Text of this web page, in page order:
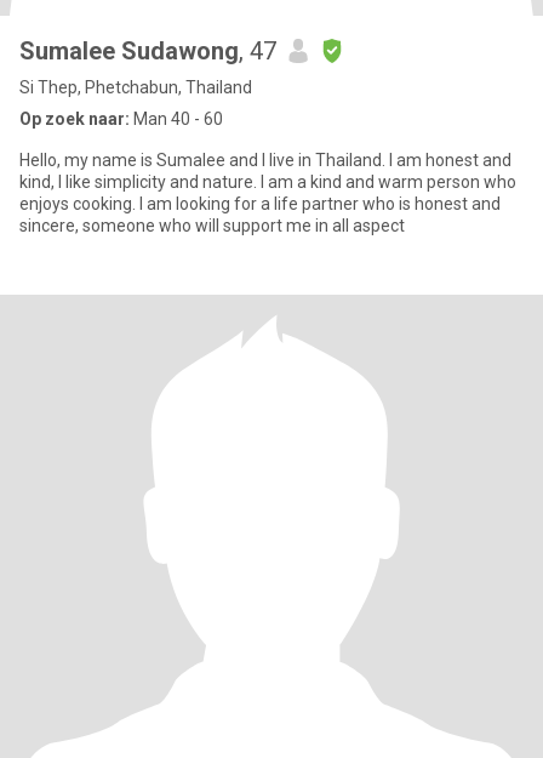
Sumalee Sudawong, 47
Si Thep, Phetchabun, Thailand
Op zoek naar: Man 40 - 60
Hello, my name is Sumalee and I live in Thailand. I am honest and
kind, I like simplicity and nature. I am a kind and warm person who
enjoys cooking. I am looking for a life partner who is honest and
sincere, someone who will support me in all aspect